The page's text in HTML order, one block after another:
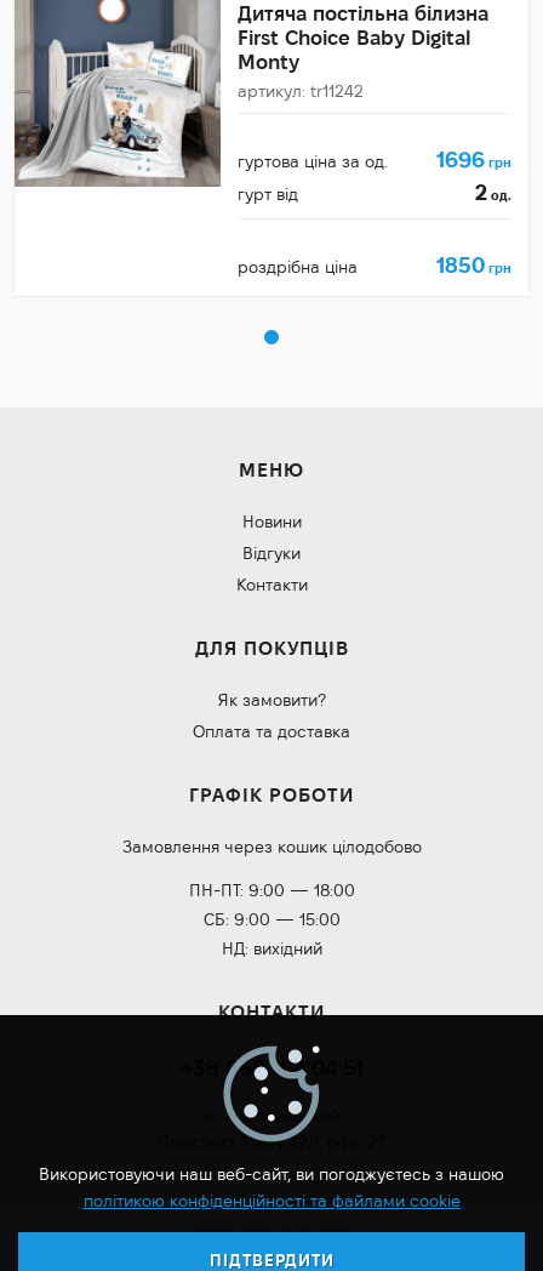
Дитяча постільна білизна
First Choice Baby Digital
Monty
артикул: tr11242
гуртова ціна за од. 1696 грн
гурт від 2 од.
роздрібна ціна 1850 грн
МЕНЮ
Новини
Відгуки
Контакти
ДЛЯ ПОКУПЦІВ
Як замовити?
Оплата та доставка
ГРАФІК РОБОТИ
Замовлення через кошик цілодобово
ПН-ПТ: 9:00 — 18:00
СБ: 9:00 — 15:00
НД: вихідний
КОНТАКТИ
+38 068 184 04 51
м. Хмельницький
Проспект Миру 42/1, офіс 27
Roilan.com.ua © 2026
Використовуючи наш веб-сайт, ви погоджуєтесь з нашою
політикою конфіденційності та файлами cookie
ПІДТВЕРДИТИ